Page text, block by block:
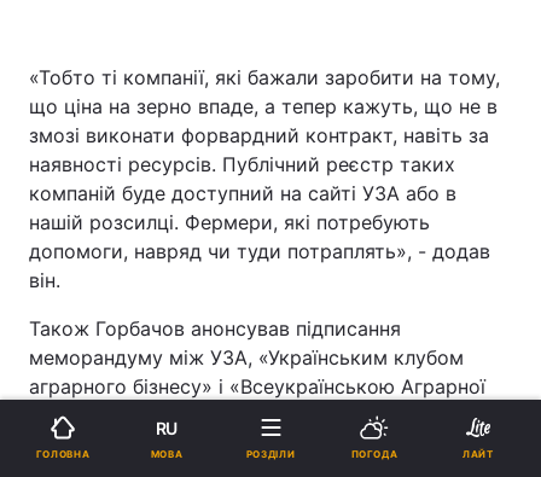
«Тобто ті компанії, які бажали заробити на тому,
що ціна на зерно впаде, а тепер кажуть, що не в
змозі виконати форвардний контракт, навіть за
наявності ресурсів. Публічний реєстр таких
компаній буде доступний на сайті УЗА або в
нашій розсилці. Фермери, які потребують
допомоги, навряд чи туди потраплять», - додав
він.
Також Горбачов анонсував підписання
меморандуму між УЗА, «Українським клубом
аграрного бізнесу» і «Всеукраїнською Аграрної
Радою».
«У цьому меморандумі ми домовимося
ГОЛОВНА
RU
МОВА РОЗДІЛИ ПОГОДА ЛАЙТ